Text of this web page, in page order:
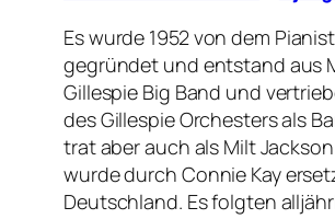
Es wurde 1952 von dem
gegründet und entstand aus
Gillespie Big Band und
des Gillespie Orchesters als
trat aber auch als Milt
wurde durch Connie Kay
Deutschland. Es folgten